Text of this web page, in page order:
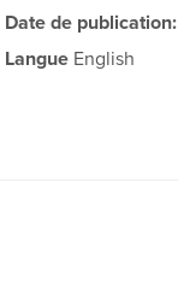
Date de publication:
Langue English